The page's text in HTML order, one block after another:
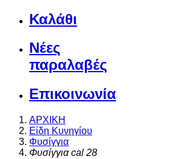
Καλάθι
Νέες
παραλαβές
Επικοινωνία
ΑΡΧΙΚΗ
Είδη Κυνηγίου
Φυσίγγια
Φυσίγγια cal 28